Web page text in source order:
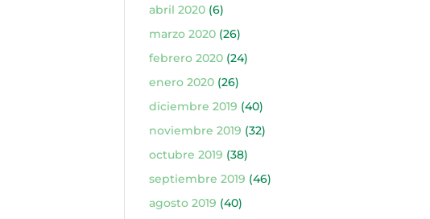
abril 2020(6)
marzo 2020(26)
febrero 2020(24)
enero 2020(26)
diciembre 2019 (40)
noviembre 2019 (32)
octubre 2019 (38)
septiembre 2019 (46)
agosto 2019 (40)